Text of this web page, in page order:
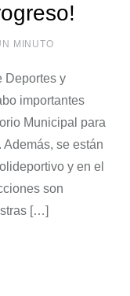
MINUTO
Deportes y
importantes
Municipal para
se están
y en el
son
[…]